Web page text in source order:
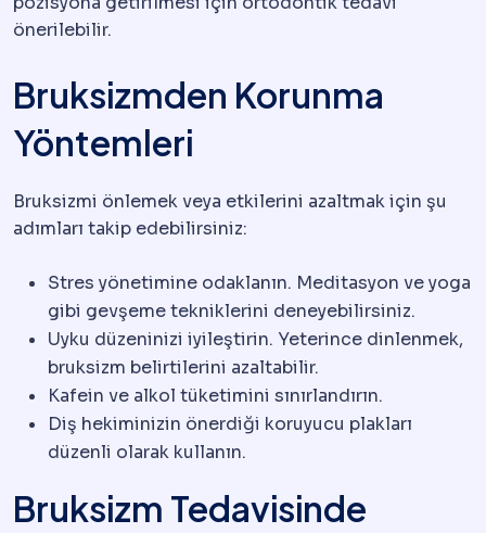
önerilebilir.
Bruksizmden Korunma
Yöntemleri
Bruksizmi önlemek veya etkilerini azaltmak için şu
adımları takip edebilirsiniz:
Stres yönetimine odaklanın. Meditasyon ve yoga
gibi gevşeme tekniklerini deneyebilirsiniz.
Uyku düzeninizi iyileştirin. Yeterince dinlenmek,
bruksizm belirtilerini azaltabilir.
Kafein ve alkol tüketimini sınırlandırın.
Diş hekiminizin önerdiği koruyucu plakları
düzenli olarak kullanın.
Bruksizm Tedavisinde